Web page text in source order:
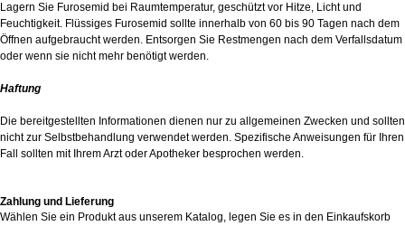
Lagern Sie Furosemid bei Raumtemperatur, geschützt vor Hitze, Licht und
Feuchtigkeit. Flüssiges Furosemid sollte innerhalb von 60 bis 90 Tagen nach dem
Öffnen aufgebraucht werden. Entsorgen Sie Restmengen nach dem Verfallsdatum
oder wenn sie nicht mehr benötigt werden.
Haftung
Die bereitgestellten Informationen dienen nur zu allgemeinen Zwecken und sollten
nicht zur Selbstbehandlung verwendet werden. Spezifische Anweisungen für Ihren
Fall sollten mit Ihrem Arzt oder Apotheker besprochen werden.
Zahlung und Lieferung
Wählen Sie ein Produkt aus unserem Katalog, legen Sie es in den Einkaufskorb